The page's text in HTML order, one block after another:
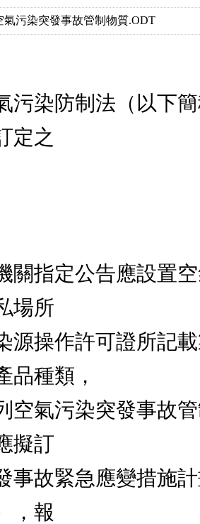
氣污染突發事故管制物質.ODT
污染防制法（以下
定之
關指定公告應設置
場所
源操作許可證所記
品種類，
空氣污染突發事故
擬訂
事故緊急應變措施
，報